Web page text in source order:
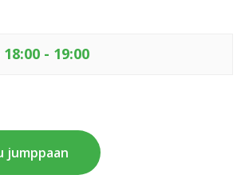
- 19:00
jumppaan